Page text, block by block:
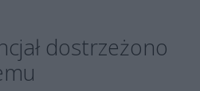
dostrzeżono